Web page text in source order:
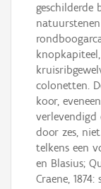
colonetten.
koor,
verlevendigd
door zes,
telkens een
en Blasius;
Craene,